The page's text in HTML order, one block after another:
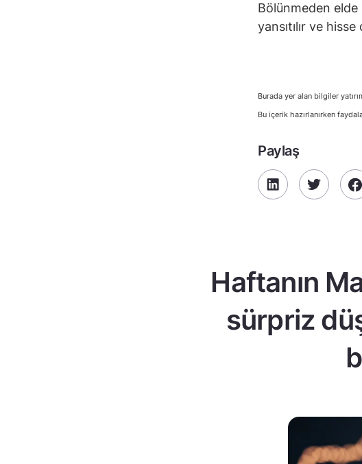
Bölünmeden elde
yansıtılır ve
Burada yer alan bilgiler
Bu içerik hazırlanırken
Paylaş
Haftanın
sürpriz